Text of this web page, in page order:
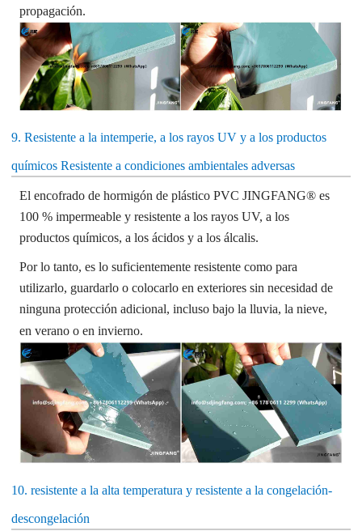
propagación.
9. Resistente a la intemperie, a los rayos UV y a los productos
químicosResistente a condiciones ambientales adversas
El encofrado de hormigón de plástico PVC JINGFANG® es
100 % impermeable y resistente a los rayos UV, a los
productos químicos, a los ácidos y a los álcalis.
Por lo tanto, es lo suficientemente resistente como para
utilizarlo, guardarlo o colocarlo en exteriores sin necesidad de
ninguna protección adicional, incluso bajo la lluvia, la nieve,
en verano o en invierno.
10. resistente a la alta temperatura y resistente a la congelación-
descongelación